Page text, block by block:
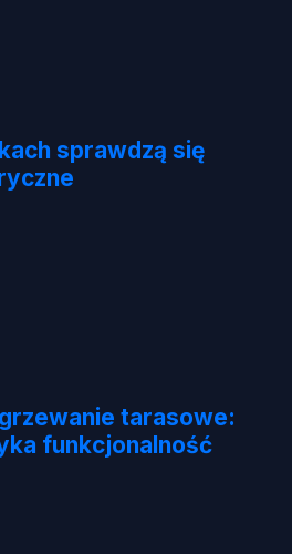
sprawdzą się
tarasowe:
funkcjonalność